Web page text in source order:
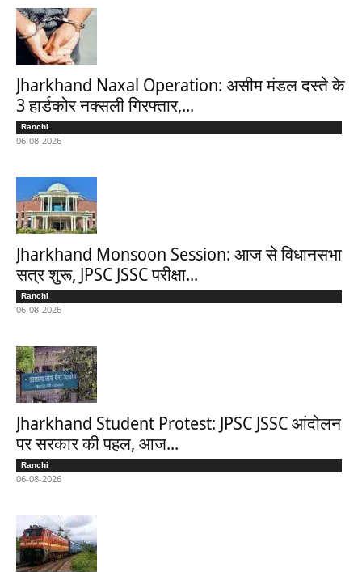
Jharkhand Naxal Operation: असीम मंडल दस्ते के
3 हार्डकोर नक्सली गिरफ्तार,...
Ranchi
06-08-2026
Jharkhand Monsoon Session: आज से विधानसभा
सत्र शुरू, JPSC JSSC परीक्षा...
Ranchi
06-08-2026
Jharkhand Student Protest: JPSC JSSC आंदोलन
पर सरकार की पहल, आज...
Ranchi
06-08-2026